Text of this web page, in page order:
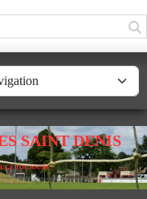
SAINT DENIS
TOUJOURS